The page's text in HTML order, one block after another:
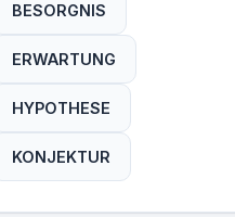
BESORGNIS
ERWARTUNG
HYPOTHESE
KONJEKTUR